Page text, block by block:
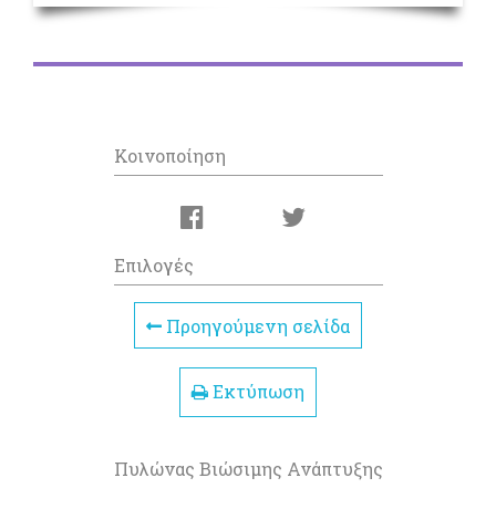
Κοινοποίηση
Επιλογές
Προηγούμενη σελίδα
Εκτύπωση
Πυλώνας Βιώσιμης Ανάπτυξης